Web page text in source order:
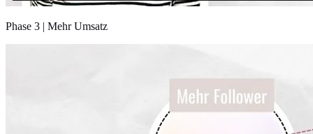
Phase 3 | Mehr Umsatz